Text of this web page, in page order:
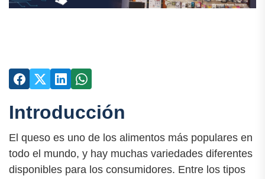
Introducción
El queso es uno de los alimentos más populares en
todo el mundo, y hay muchas variedades diferentes
disponibles para los consumidores. Entre los tipos